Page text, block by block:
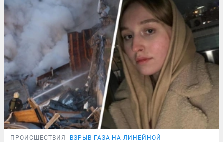
ПРОИСШЕСТВИЯ ВЗРЫВ ГАЗА НА ЛИНЕЙНОЙ